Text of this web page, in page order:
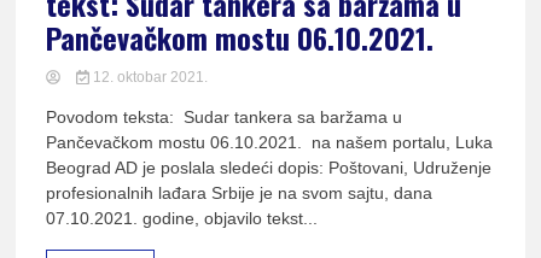
Pančevačkom mostu 06.10.2021.
12. oktobar 2021.
Povodom teksta: Sudar tankera sa baržama u
Pančevačkom mostu 06.10.2021. na našem portalu, Luka
Beograd AD je poslala sledeći dopis: Poštovani, Udruženje
profesionalnih lađara Srbije je na svom sajtu, dana
07.10.2021. godine, objavilo tekst...